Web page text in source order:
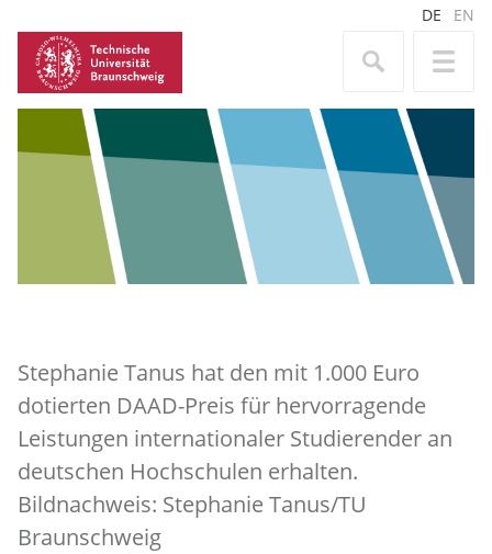
DE EN
Stephanie Tanus hat den mit 1.000 Euro
dotierten DAAD-Preis für hervorragende
Leistungen internationaler Studierender an
deutschen Hochschulen erhalten.
Bildnachweis: Stephanie Tanus/TU
Braunschweig